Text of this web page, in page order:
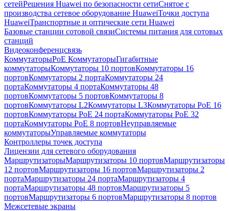
сетейРешения Huawei по безопасности сетиСнятое с
производства сетевое оборудование HuaweiТочки доступа
HuaweiТранспортные и оптические сети Huawei
Базовые станции сотовой связиСистемы питания для сотовых
станций
Видеоконференцсвязь
КоммутаторыPoE КоммутаторыГигабитные
коммутаторыКоммутаторы 10 портовКоммутаторы 16
портовКоммутаторы 2 портаКоммутаторы 24
портаКоммутаторы 4 портаКоммутаторы 48
портовКоммутаторы 5 портовКоммутаторы 8
портовКоммутаторы L2Коммутаторы L3Коммутаторы PoE 16
портовКоммутаторы PoE 24 портаКоммутаторы PoE 32
портаКоммутаторы PoE 8 портовНеуправляемые
коммутаторыУправляемые коммутаторы
Контроллеры точек доступа
Лицензии для сетевого оборудования
МаршрутизаторыМаршрутизаторы 10 портовМаршрутизаторы
12 портовМаршрутизаторы 16 портовМаршрутизаторы 2
портаМаршрутизаторы 24 портаМаршрутизаторы 4
портаМаршрутизаторы 48 портовМаршрутизаторы 5
портовМаршрутизаторы 6 портовМаршрутизаторы 8 портов
Межсетевые экраны